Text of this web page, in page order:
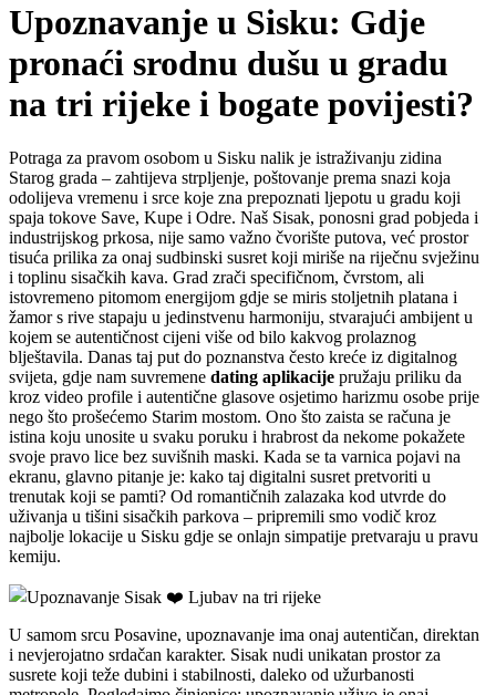
Upoznavanje u Sisku: Gdje
pronaći srodnu dušu u gradu
na tri rijeke i bogate povijesti?
Potraga za pravom osobom u Sisku nalik je istraživanju zidina
Starog grada – zahtijeva strpljenje, poštovanje prema snazi koja
odolijeva vremenu i srce koje zna prepoznati ljepotu u gradu koji
spaja tokove Save, Kupe i Odre. Naš Sisak, ponosni grad pobjeda i
industrijskog prkosa, nije samo važno čvorište putova, već prostor
tisuća prilika za onaj sudbinski susret koji miriše na riječnu svježinu
i toplinu sisačkih kava. Grad zrači specifičnom, čvrstom, ali
istovremeno pitomom energijom gdje se miris stoljetnih platana i
žamor s rive stapaju u jedinstvenu harmoniju, stvarajući ambijent u
kojem se autentičnost cijeni više od bilo kakvog prolaznog
blještavila. Danas taj put do poznanstva često kreće iz digitalnog
svijeta, gdje nam suvremene dating aplikacije pružaju priliku da
kroz video profile i autentične glasove osjetimo harizmu osobe prije
nego što prošećemo Starim mostom. Ono što zaista se računa je
istina koju unosite u svaku poruku i hrabrost da nekome pokažete
svoje pravo lice bez suvišnih maski. Kada se ta varnica pojavi na
ekranu, glavno pitanje je: kako taj digitalni susret pretvoriti u
trenutak koji se pamti? Od romantičnih zalazaka kod utvrde do
uživanja u tišini sisačkih parkova – pripremili smo vodič kroz
najbolje lokacije u Sisku gdje se onlajn simpatije pretvaraju u pravu
kemiju.
U samom srcu Posavine, upoznavanje ima onaj autentičan, direktan
i nevjerojatno srdačan karakter. Sisak nudi unikatan prostor za
susrete koji teže dubini i stabilnosti, daleko od užurbanosti